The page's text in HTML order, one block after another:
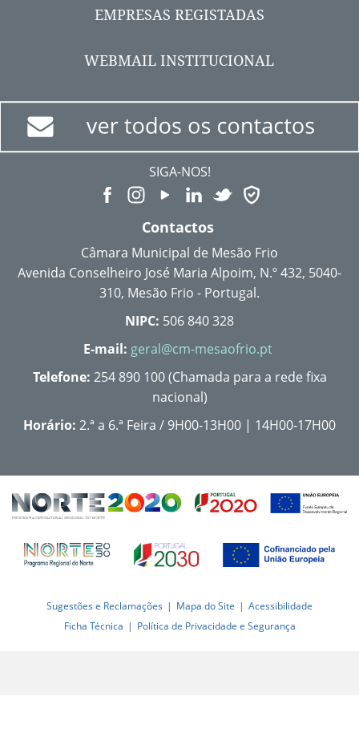
EMPRESAS REGISTADAS
WEBMAIL INSTITUCIONAL
SIGA-NOS!
Contactos
Câmara Municipal de Mesão Frio
Avenida Conselheiro José Maria Alpoim, N.º 432, 5040-
310, Mesão Frio - Portugal.
NIPC: 506 840 328
E-mail: geral@cm-mesaofrio.pt
Telefone: 254 890 100 (Chamada para a rede fixa
nacional)
Horário: 2.ª a 6.ª Feira / 9H00-13H00 | 14H00-17H00
Sugestões e Reclamações Mapa do Site
Acessibilidade
Ficha Técnica
Política de Privacidade e Segurança